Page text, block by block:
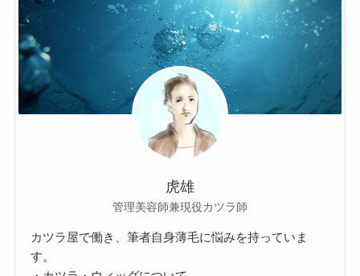
虎雄
管理美容師兼現役カツラ師
カツラ屋で働き、筆者自身薄毛に悩みを持っていま
す。